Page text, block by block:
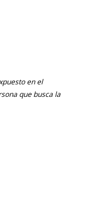
en el
que busca la